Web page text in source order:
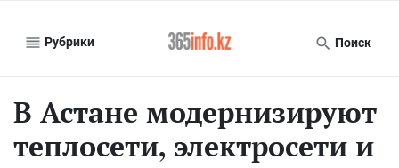
Рубрики Поиск
В Астане модернизируют
теплосети, электросети и